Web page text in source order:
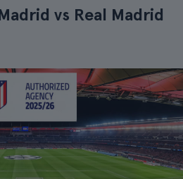
vs Real Madrid